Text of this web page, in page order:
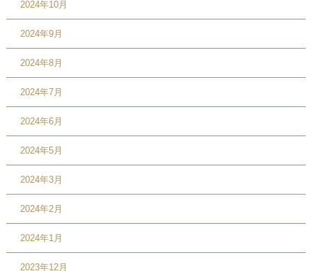
2024年10月
2024年9月
2024年8月
2024年7月
2024年6月
2024年5月
2024年3月
2024年2月
2024年1月
2023年12月